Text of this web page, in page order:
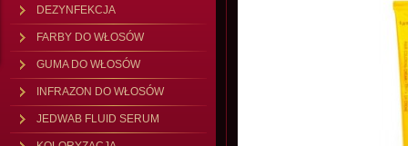
DEZYNFEKCJA
FARBY DO WŁOSÓW
GUMA DO WŁOSÓW
INFRAZON DO WŁOSÓW
JEDWAB FLUID SERUM